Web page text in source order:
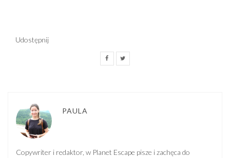
Udostępnij
PAULA
Copywriter i redaktor, w Planet Escape pisze i zachęca do